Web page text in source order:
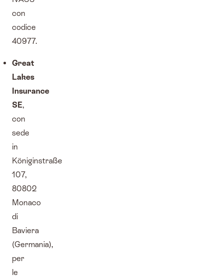
con
codice
40977.
Great
Lakes
Insurance
SE,
con
sede
in
Königinstraße
107,
80802
Monaco
di
Baviera
(Germania),
per
le